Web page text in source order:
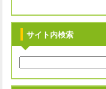
サイト内検索